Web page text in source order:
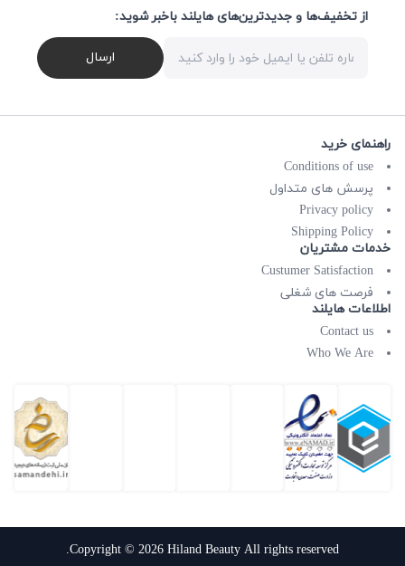
از تخفیف‌ها و جدیدترین‌های هایلند باخبر شوید:
ارسال
راهنمای خرید
Conditions of use
پرسش های متداول
Privacy policy
Shipping Policy
خدمات مشتریان
Custumer Satisfaction
فرصت های شغلی
اطلاعات هایلند
Contact us
Who We Are
Copyright © 2026 Hiland Beauty All rights reserved.